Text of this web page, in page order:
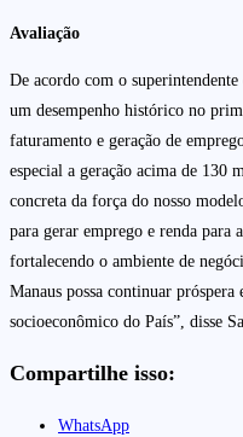
Avaliação
De acordo com o
um desempenho histórico no
faturamento e geração de
especial a geração acima de 130
concreta da força do nosso
para gerar emprego e renda para
fortalecendo o ambiente de
Manaus possa continuar
socioeconômico do País”, disse
Compartilhe isso:
WhatsApp